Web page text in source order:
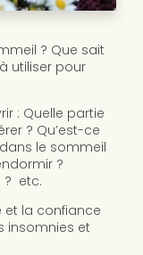
? Que sait
utiliser pour
: Quelle partie
? Qu’est-ce
le sommeil
?
? etc.
et la confiance
insomnies et